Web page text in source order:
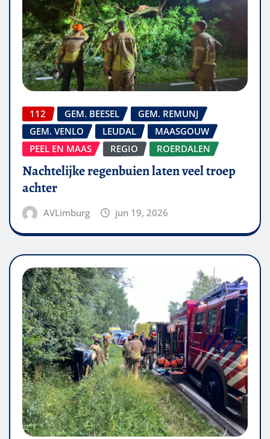
112 GEM. BEESEL
GEM. REMUNJ
GEM. VENLO
LEUDAL
MAASGOUW
PEEL EN MAAS
REGIO ROERDALEN
Nachtelijke regenbuien laten veel troep
achter
AVLimburg jun 19, 2026